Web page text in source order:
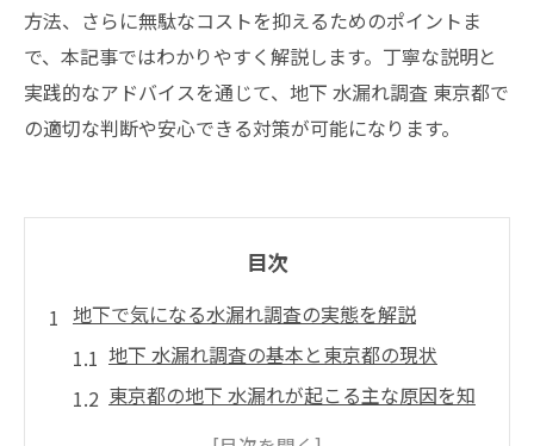
方法、さらに無駄なコストを抑えるためのポイントま
で、本記事ではわかりやすく解説します。丁寧な説明と
実践的なアドバイスを通じて、地下 水漏れ調査 東京都で
の適切な判断や安心できる対策が可能になります。
目次
地下で気になる水漏れ調査の実態を解説
地下 水漏れ調査の基本と東京都の現状
東京都の地下 水漏れが起こる主な原因を知